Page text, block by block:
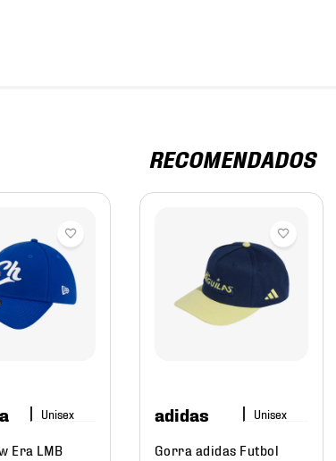
RECOMENDADOS
Era LMB
adidas
Gorra adidas Futbol